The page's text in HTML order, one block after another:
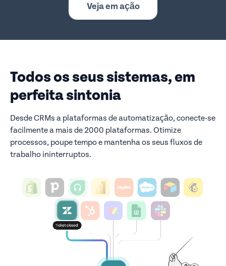
Veja em ação
Todos os seus sistemas, em
perfeita sintonia
Desde CRMs a plataformas de automatização, conecte-se
facilmente a mais de 2000 plataformas. Otimize
processos, poupe tempo e mantenha os seus fluxos de
trabalho ininterruptos.